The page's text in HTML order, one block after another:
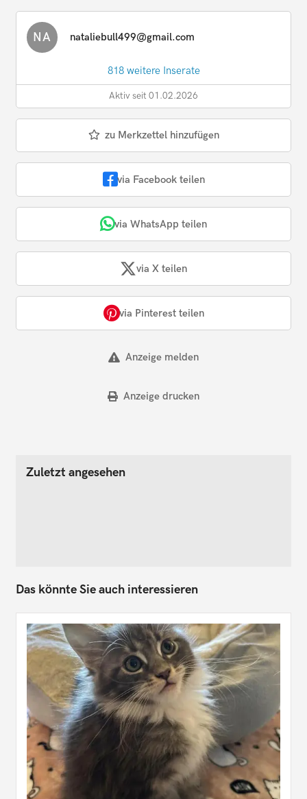
NA nataliebull499@gmail.com
818 weitere Inserate
Aktiv seit 01.02.2026
zu Merkzettel hinzufügen
via Facebook teilen
via WhatsApp teilen
via X teilen
via Pinterest teilen
Anzeige melden
Anzeige drucken
Zuletzt angesehen
Das könnte Sie auch interessieren